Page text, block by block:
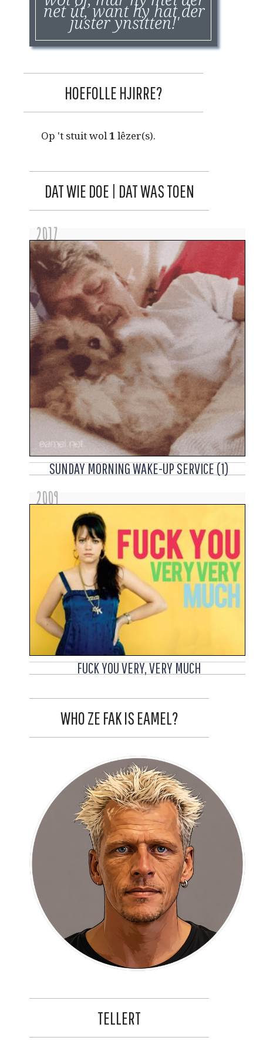
net út, want hy hat der
juster ynsitten!'
HOEFOLLE HJIRRE?
Op 't stuit wol1 lêzer(s).
DAT WIE DOE | DAT WAS TOEN
2017
SUNDAY MORNING WAKE-UP SERVICE (1)
2009
FUCK YOU VERY, VERY MUCH
WHO ZE FAK IS EAMEL?
TELLERT